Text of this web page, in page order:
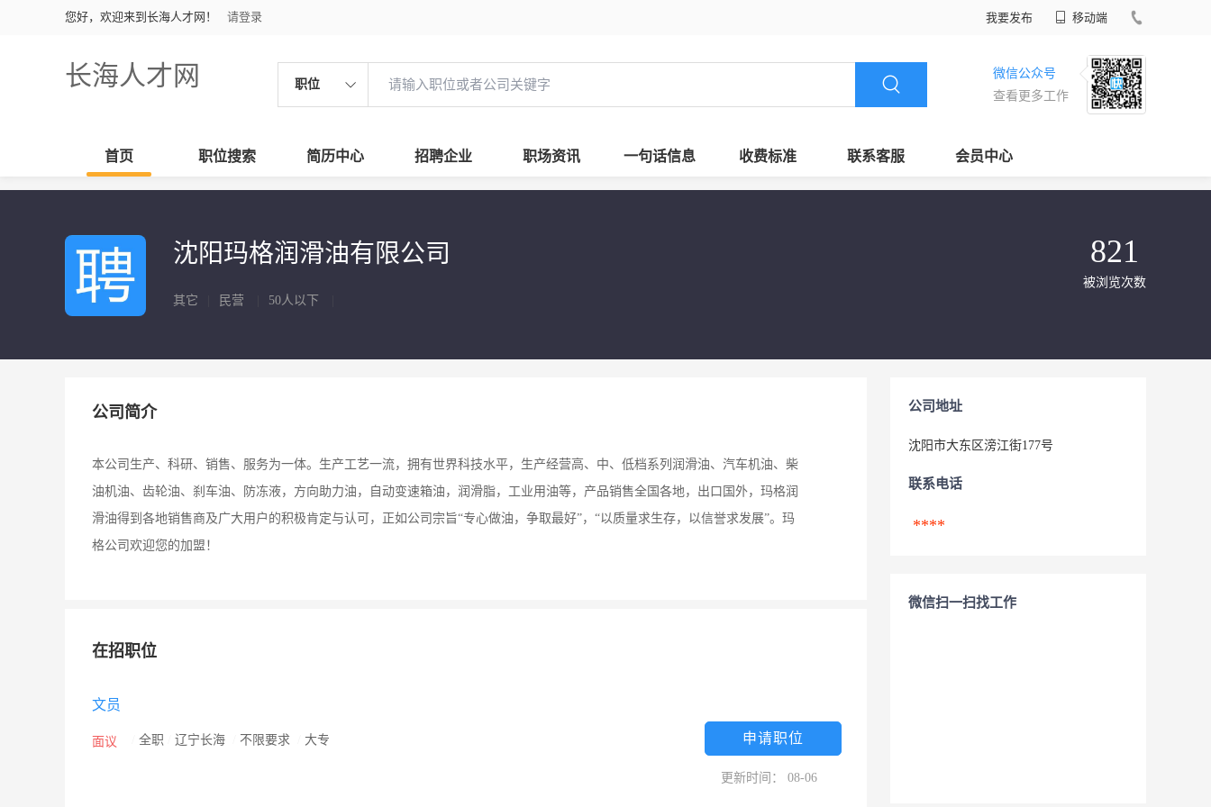
您好，欢迎来到长海人才网！ 请登录 我要发布 移动端
长海人才网 职位
微信公众号
查看更多工作
首页 职位搜索 简历中心 招聘企业 职场资讯 一句话信息 收费标准 联系客服 会员中心
沈阳玛格润滑油有限公司
其它 民营 50人以下
821
被浏览次数
公司简介
本公司生产、科研、销售、服务为一体。生产工艺一流，拥有世界科技水平，生产经营高、中、低档系列润滑油、汽车机油、柴
油机油、齿轮油、刹车油、防冻液，方向助力油，自动变速箱油，润滑脂，工业用油等，产品销售全国各地，出口国外，玛格润
滑油得到各地销售商及广大用户的积极肯定与认可，正如公司宗旨“专心做油，争取最好”，“以质量求生存，以信誉求发展”。玛
格公司欢迎您的加盟！
在招职位
文员
面议 全职 辽宁长海 不限要求 大专 申请职位
更新时间： 08-06
公司地址
沈阳市大东区滂江街177号
联系电话
****
微信扫一扫找工作